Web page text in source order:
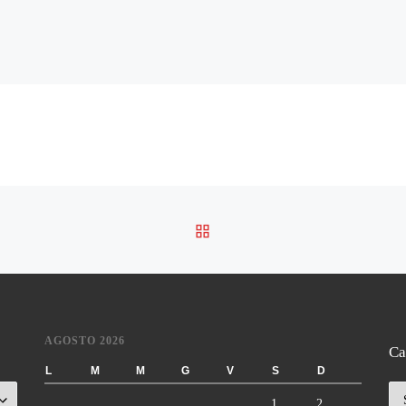
RITORNA ALLA LISTA
AGOSTO 2026
L M M G V S D
1 2